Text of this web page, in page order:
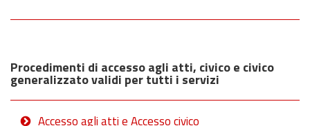
Procedimenti di accesso agli atti, civico e civico
generalizzato validi per tutti i servizi
Accesso agli atti e Accesso civico